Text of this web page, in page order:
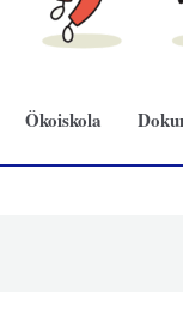
Ökoiskola